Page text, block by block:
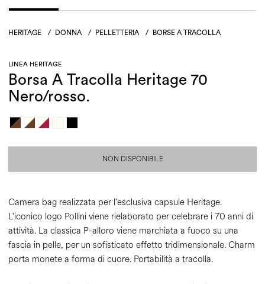
HERITAGE / DONNA / PELLETTERIA / BORSE A TRACOLLA
LINEA HERITAGE
Borsa A Tracolla Heritage 70
Nero/rosso.
NON DISPONIBILE
Camera bag realizzata per l'esclusiva capsule Heritage.
L'iconico logo Pollini viene rielaborato per celebrare i 70 anni di
attività. La classica P-alloro viene marchiata a fuoco su una
fascia in pelle, per un sofisticato effetto tridimensionale. Charm
porta monete a forma di cuore. Portabilità a tracolla.